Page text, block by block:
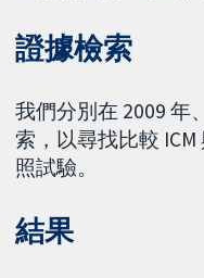
證據檢索
我們分別在 2009 年
索，以尋找比較
照試驗。
結果